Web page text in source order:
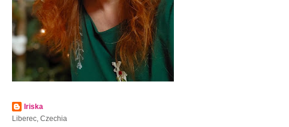
Iriska
Liberec, Czechia